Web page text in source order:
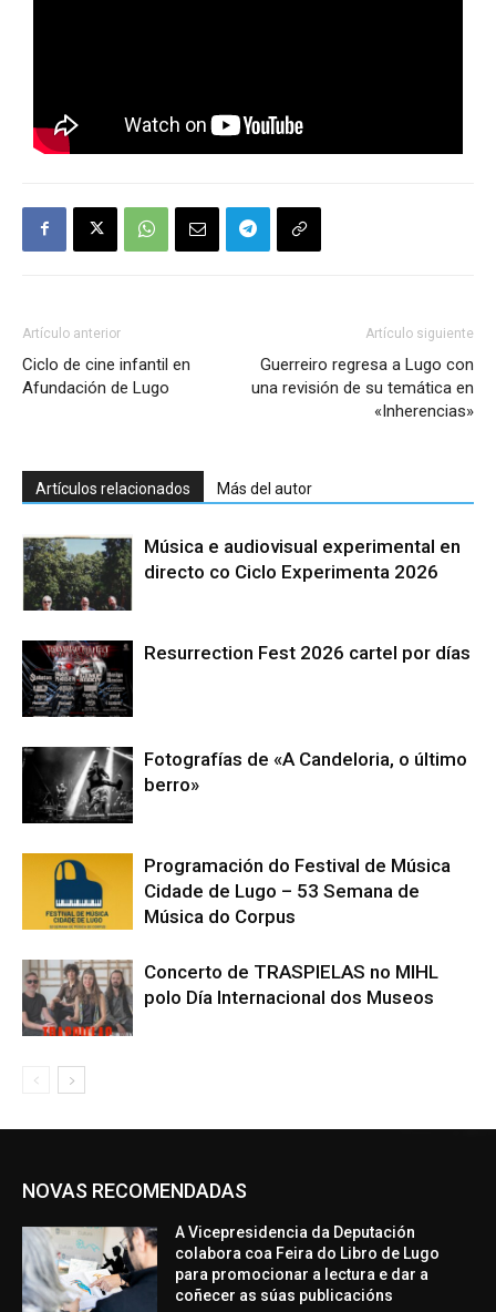
Artículo anterior
Ciclo de cine infantil en
Afundación de Lugo
Artículo siguiente
Guerreiro regresa a Lugo con
una revisión de su temática en
«Inherencias»
Artículos relacionados Más del autor
Música e audiovisual experimental en
directo co Ciclo Experimenta 2026
Resurrection Fest 2026 cartel por días
Fotografías de «A Candeloria, o último
berro»
Programación do Festival de Música
Cidade de Lugo – 53 Semana de
Música do Corpus
Concerto de TRASPIELAS no MIHL
polo Día Internacional dos Museos
NOVAS RECOMENDADAS
A Vicepresidencia da Deputación
colabora coa Feira do Libro de Lugo
para promocionar a lectura e dar a
coñecer as súas publicacións